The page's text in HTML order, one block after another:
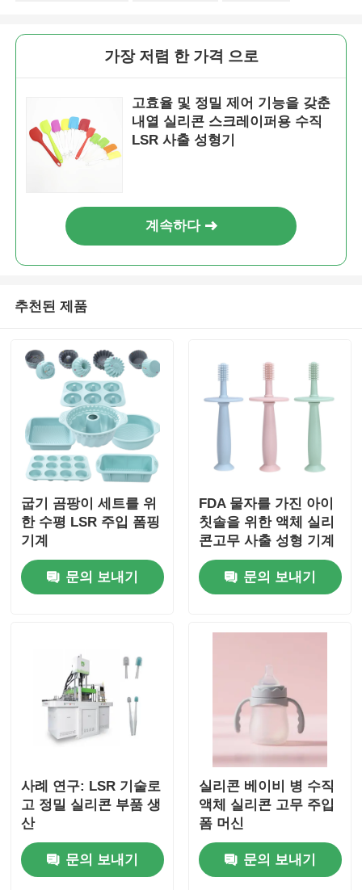
가장 저렴 한 가격 으로
고효율 및 정밀 제어 기능을 갖춘
내열 실리콘 스크레이퍼용 수직
LSR 사출 성형기
계속하다
추천된 제품
굽기 곰팡이 세트를 위
한 수평 LSR 주입 폼핑
기계
문의 보내기
FDA 물자를 가진 아이
칫솔을 위한 액체 실리
콘고무 사출 성형 기계
문의 보내기
사례 연구: LSR 기술로
고 정밀 실리콘 부품 생
산
문의 보내기
실리콘 베이비 병 수직
액체 실리콘 고무 주입
폼 머신
문의 보내기